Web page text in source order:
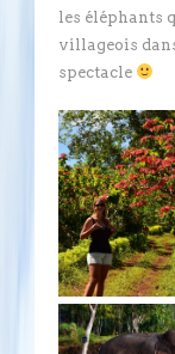
les éléphants
villageois
spectacle